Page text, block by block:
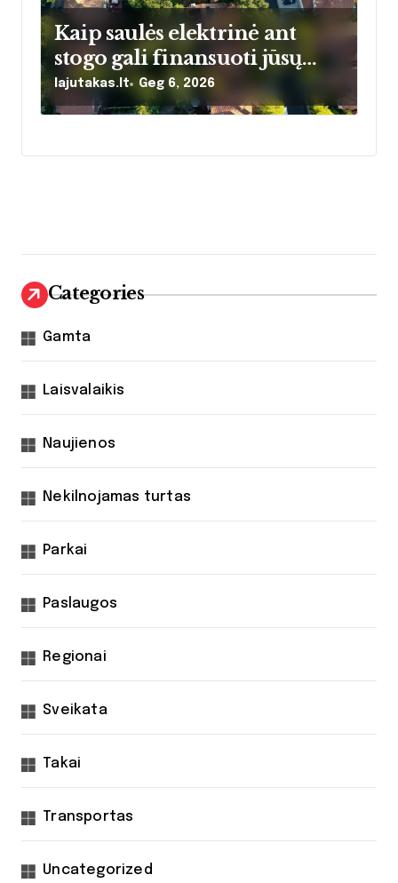
Kaip saulės elektrinė ant
stogo gali finansuoti jūsų
kelionę į lajų takus: realūs
skaičiai ir atsipirkimo laikas
lajutakas.lt Geg 6, 2026
Categories
Gamta
Laisvalaikis
Naujienos
Nekilnojamas turtas
Parkai
Paslaugos
Regionai
Sveikata
Takai
Transportas
Uncategorized